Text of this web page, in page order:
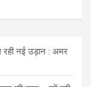
रही नई उड़ान : अमर